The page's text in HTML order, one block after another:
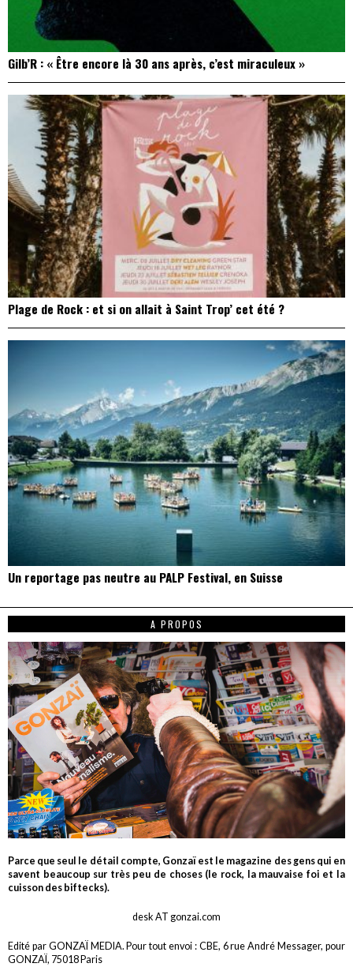
Gilb’R : « Être encore là 30 ans après, c’est miraculeux »
Plage de Rock : et si on allait à Saint Trop’ cet été ?
Un reportage pas neutre au PALP Festival, en Suisse
A PROPOS
Parce que seul le détail compte, Gonzaï est le magazine des gens qui en
savent beaucoup sur très peu de choses (le rock, la mauvaise foi et la
cuisson des biftecks).
desk AT gonzai.com
Edité par GONZAÏ MEDIA. Pour tout envoi : CBE, 6 rue André Messager, pour
GONZAÏ, 75018 Paris